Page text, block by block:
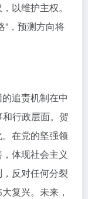
以维护主权。
”，预测方向将
追责机制在中
行政层面。贺
在党的坚强领
体现社会主义
反对任何分裂
复兴。未来，